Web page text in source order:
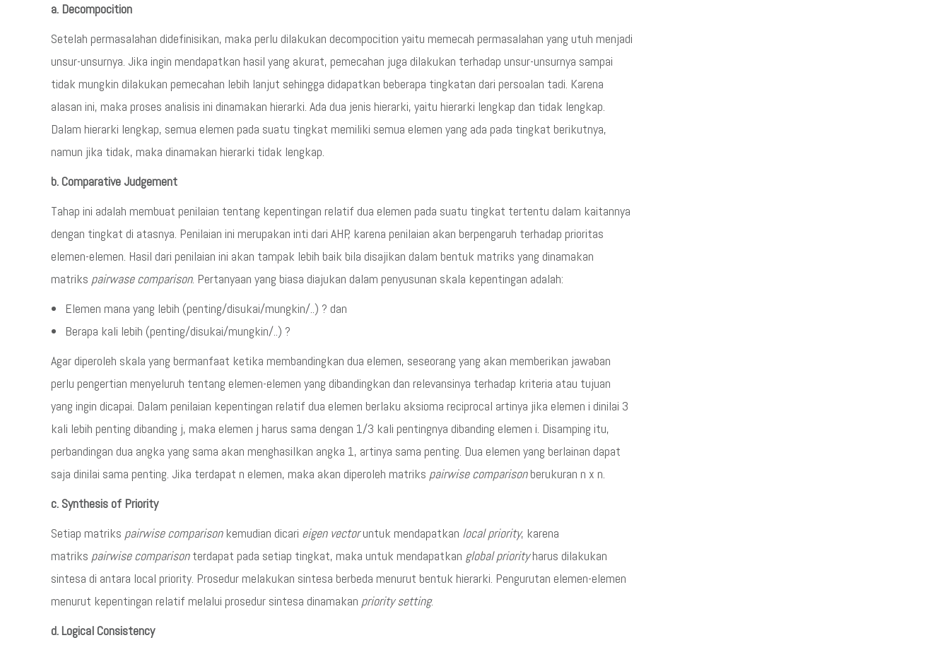
a. Decompocition
Setelah permasalahan didefinisikan, maka perlu dilakukan decompocition yaitu memecah permasalahan yang utuh menjadi
unsur-unsurnya. Jika ingin mendapatkan hasil yang akurat, pemecahan juga dilakukan terhadap unsur-unsurnya sampai
tidak mungkin dilakukan pemecahan lebih lanjut sehingga didapatkan beberapa tingkatan dari persoalan tadi. Karena
alasan ini, maka proses analisis ini dinamakan hierarki. Ada dua jenis hierarki, yaitu hierarki lengkap dan tidak lengkap.
Dalam hierarki lengkap, semua elemen pada suatu tingkat memiliki semua elemen yang ada pada tingkat berikutnya,
namun jika tidak, maka dinamakan hierarki tidak lengkap.
b. Comparative Judgement
Tahap ini adalah membuat penilaian tentang kepentingan relatif dua elemen pada suatu tingkat tertentu dalam kaitannya
dengan tingkat di atasnya. Penilaian ini merupakan inti dari AHP, karena penilaian akan berpengaruh terhadap prioritas
elemen-elemen. Hasil dari penilaian ini akan tampak lebih baik bila disajikan dalam bentuk matriks yang dinamakan
matriks pairwase comparison. Pertanyaan yang biasa diajukan dalam penyusunan skala kepentingan adalah:
Elemen mana yang lebih (penting/disukai/mungkin/..) ? dan
Berapa kali lebih (penting/disukai/mungkin/..) ?
Agar diperoleh skala yang bermanfaat ketika membandingkan dua elemen, seseorang yang akan memberikan jawaban
perlu pengertian menyeluruh tentang elemen-elemen yang dibandingkan dan relevansinya terhadap kriteria atau tujuan
yang ingin dicapai. Dalam penilaian kepentingan relatif dua elemen berlaku aksioma reciprocal artinya jika elemen i dinilai 3
kali lebih penting dibanding j, maka elemen j harus sama dengan 1/3 kali pentingnya dibanding elemen i. Disamping itu,
perbandingan dua angka yang sama akan menghasilkan angka 1, artinya sama penting. Dua elemen yang berlainan dapat
saja dinilai sama penting. Jika terdapat n elemen, maka akan diperoleh matriks pairwise comparisonberukuran n x n.
c. Synthesis of Priority
Setiap matriks pairwise comparisonkemudian dicari eigen vectoruntuk mendapatkan local priority, karena
matriks pairwise comparisonterdapat pada setiap tingkat, maka untuk mendapatkan global priorityharus dilakukan
sintesa di antara local priority. Prosedur melakukan sintesa berbeda menurut bentuk hierarki. Pengurutan elemen-elemen
menurut kepentingan relatif melalui prosedur sintesa dinamakan priority setting.
d. Logical Consistency